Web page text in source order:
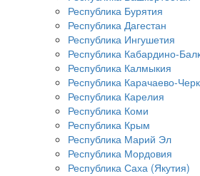
Республика Бурятия
Республика Дагестан
Республика Ингушетия
Республика Кабардино-
Республика Калмыкия
Республика Карачаево-
Республика Карелия
Республика Коми
Республика Крым
Республика Марий Эл
Республика Мордовия
Республика Саха (Якутия)